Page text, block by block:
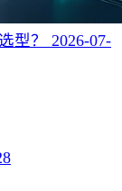
型？
2026-07-